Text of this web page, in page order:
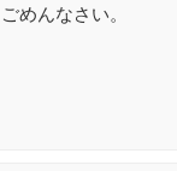
ごめんなさい。